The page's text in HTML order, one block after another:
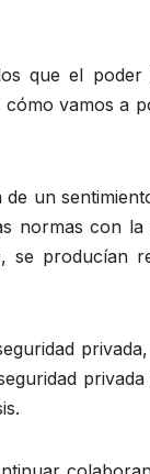
que el
vamos a
un
normas con
producían